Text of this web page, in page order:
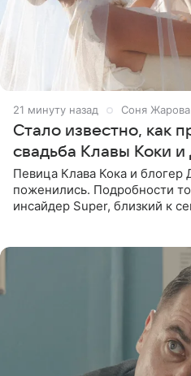
21 минуту назад Соня Жарова
Стало известно, как
свадьба Клавы Коки
Певица Клава Кока и
поженились. Подробности
инсайдер Super, близкий к